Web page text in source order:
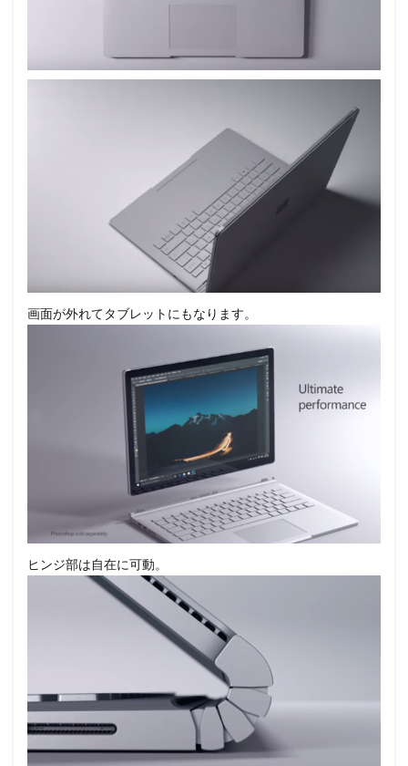
画面が外れてタブレットにもなります。
ヒンジ部は自在に可動。